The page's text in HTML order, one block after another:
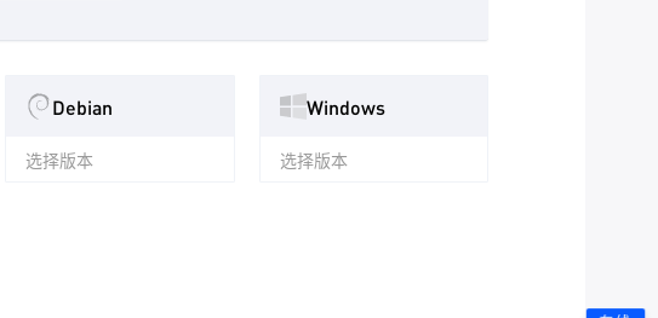
Debian
选择版本
Windows
选择版本